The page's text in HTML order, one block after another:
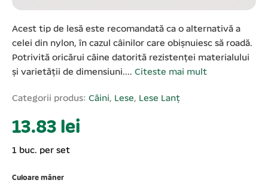
Acest tip de lesă este recomandată ca o alternativă a
celei din nylon, în cazul câinilor care obișnuiesc să roadă.
Potrivită oricărui câine datorită rezistenței materialului
și varietății de dimensiuni.... Citeste mai mult
Categorii produs: Câini, Lese, Lese Lanț
13.83 lei
1 buc. per set
Culoare mâner